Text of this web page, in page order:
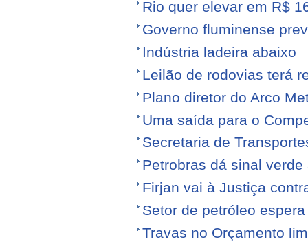
Rio quer elevar em R$
Governo fluminense
Indústria ladeira abaixo
Leilão de rodovias terá
Plano diretor do Arco
Uma saída para o
Secretaria de
Petrobras dá sinal
Firjan vai à Justiça
Setor de petróleo
Travas no Orçamento